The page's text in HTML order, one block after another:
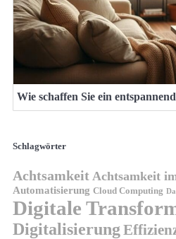
Wie schaffen Sie ein
Schlagwörter
Achtsamkeit Achtsamkeit
Automatisierung Cloud Computing
Digitale
Digitalisierung